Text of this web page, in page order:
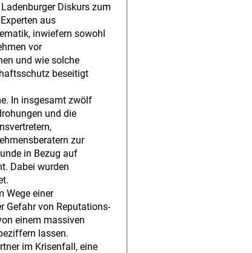
Diskurs zum
aus
inwiefern sowohl
vor
und wie solche
beseitigt
In insgesamt zwölf
und die
zur
in Bezug auf
Dabei wurden
Wege einer
Gefahr von Reputations-
einem massiven
lassen.
im Krisenfall, eine